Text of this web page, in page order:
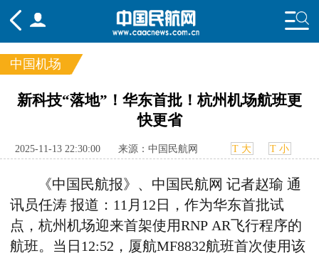
频道
国内
航图 智库 专题 舆情
中国机场
新科技“落地”！华东首批！杭州机场航班更
快更省
2025-11-13 22:30:00 来源：中国民航网 T 大 T 小
《中国民航报》、中国民航网 记者赵瑜 通
讯员任涛 报道：11月12日，作为华东首批试
点，杭州机场迎来首架使用RNP AR飞行程序的
航班。当日12:52，厦航MF8832航班首次使用该